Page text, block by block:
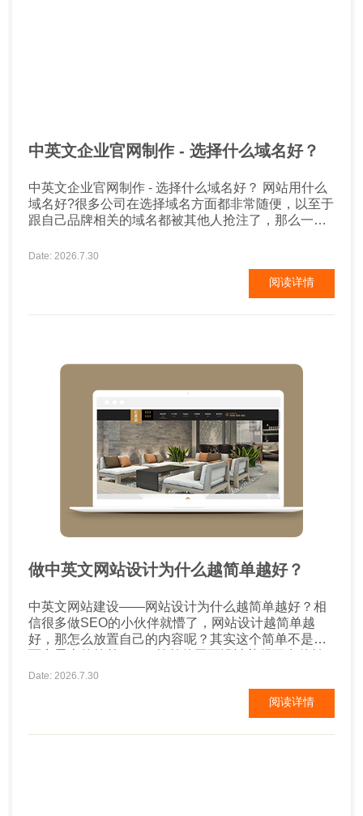
中英文企业官网制作 - 选择什么域名好？
中英文企业官网制作 - 选择什么域名好？ 网站用什么
域名好?很多公司在选择域名方面都非常随便，以至于
跟自己品牌相关的域名都被其他人抢注了，那么一家
企业名称拼音作为网站域名 这是命名域名的好方法。
互联网上的许多企业网站都使用这种方式，如海尔集
Date: 2026.7.30
阅读详情
做中英文网站设计为什么越简单越好？
中英文网站建设——网站设计为什么越简单越好？相
信很多做SEO的小伙伴就懵了，网站设计越简单越
好，那怎么放置自己的内容呢？其实这个简单不是字
换 一项又一项研究证明，简单的网页设计比繁复的网
站有更多的转化率。许多电商店主甚至表示，在简化
了网站后，销售额出现了大幅增长。试图通过拉出所
有的花哨的东西来促进销售是很诱人的，但是过于努
力实际上会产生相反的效果...
Date: 2026.7.30
阅读详情